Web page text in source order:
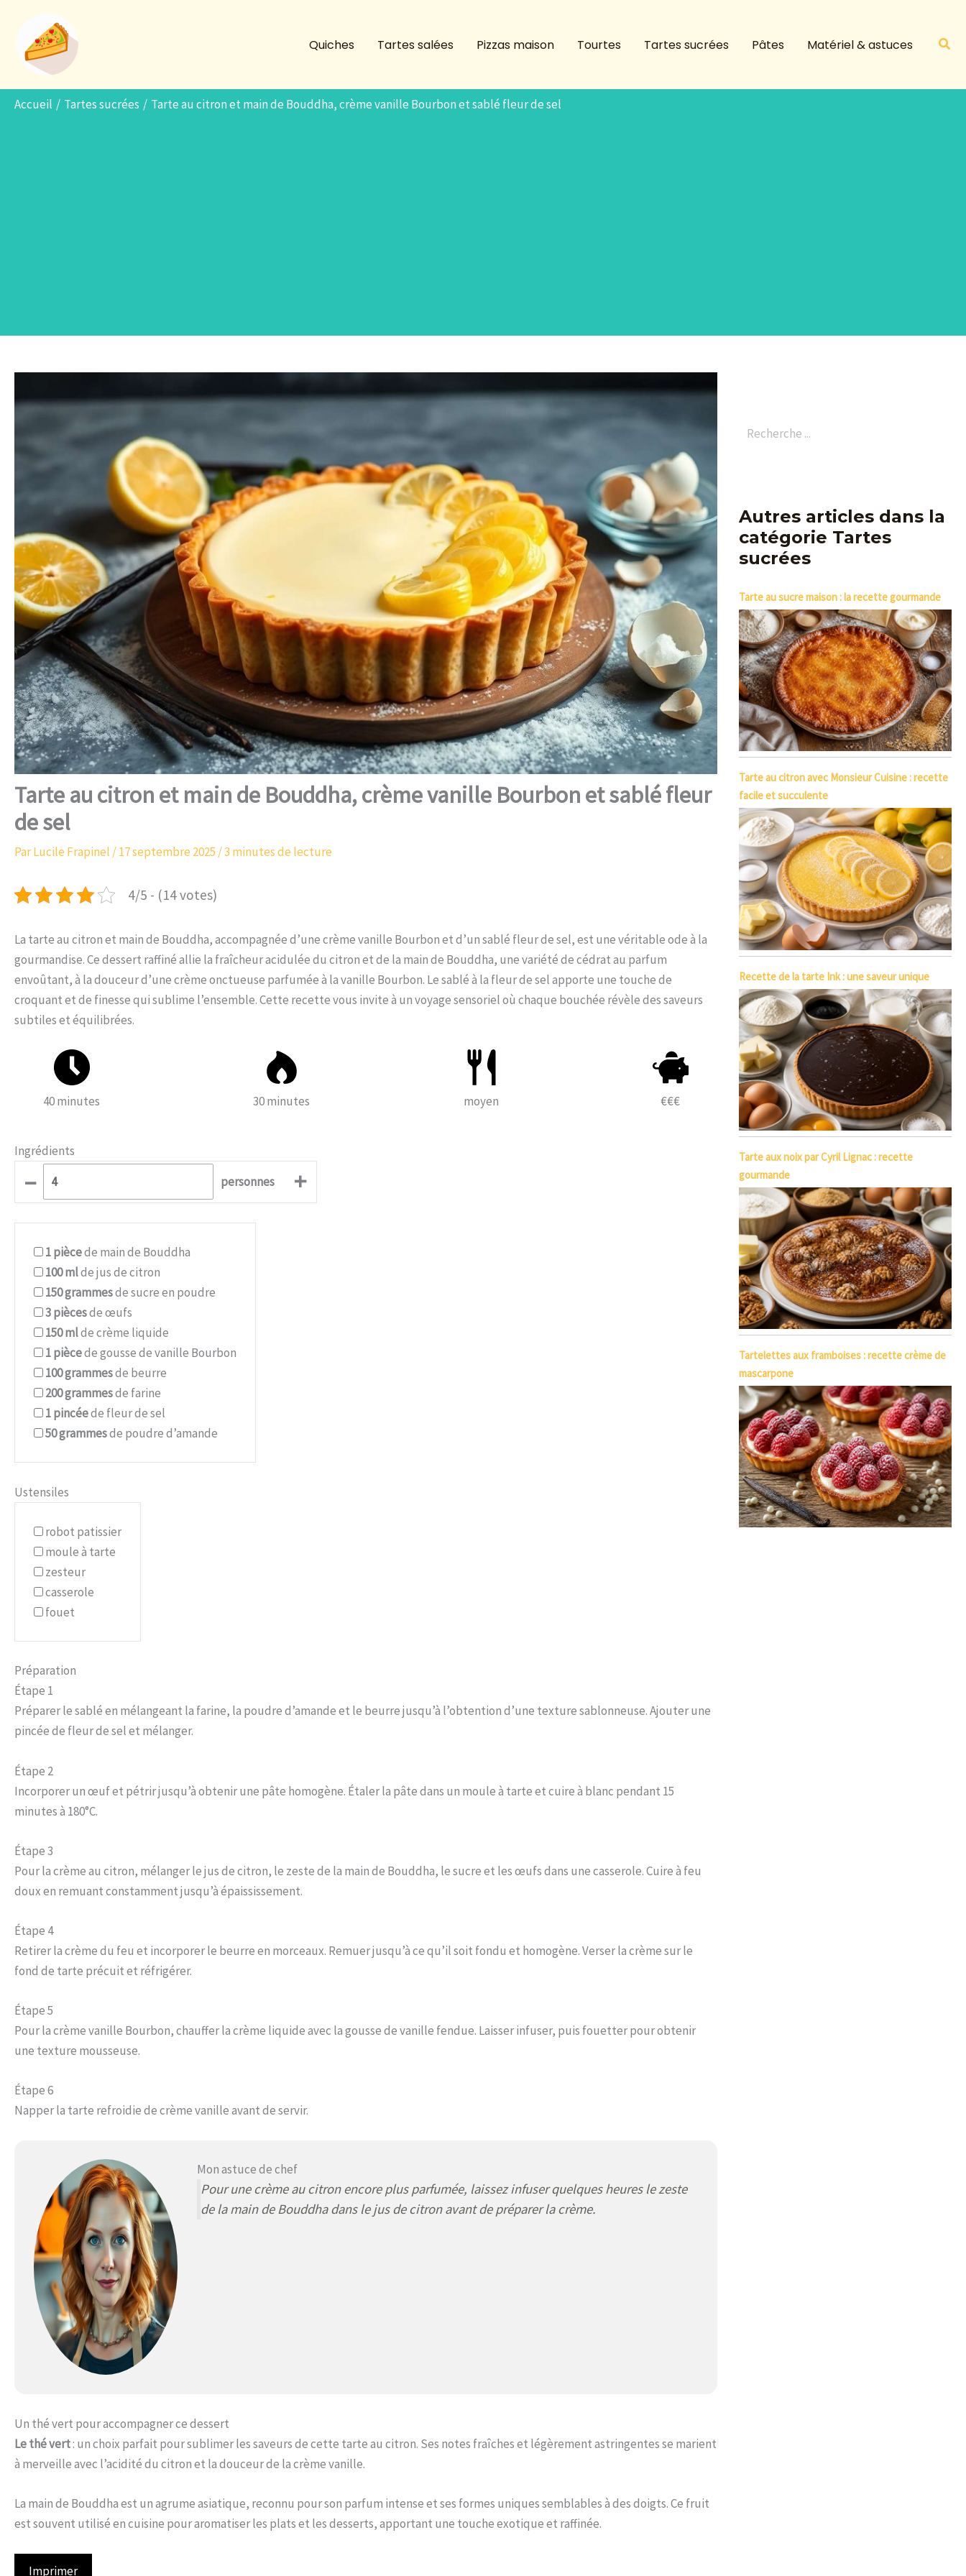
contenu
Quiches Tartes salées Pizzas maison Tourtes Tartes sucrées Pâtes Matériel & astuces
Accueil Tartes sucrées Tarte au citron et main de Bouddha, crème vanille Bourbon et sablé fleur de sel
Tarte au citron et main de Bouddha, crème vanille Bourbon et sablé fleur
de sel
ParLucile Frapinel /17 septembre 2025 /3 minutes de lecture
4/5 - (14 votes)
La tarte au citron et main de Bouddha, accompagnée d’une crème vanille Bourbon et d’un sablé fleur de sel, est une véritable ode à la
gourmandise. Ce dessert raffiné allie la fraîcheur acidulée du citron et de la main de Bouddha, une variété de cédrat au parfum
envoûtant, à la douceur d’une crème onctueuse parfumée à la vanille Bourbon. Le sablé à la fleur de sel apporte une touche de
croquant et de finesse qui sublime l’ensemble. Cette recette vous invite à un voyage sensoriel où chaque bouchée révèle des saveurs
subtiles et équilibrées.
40 minutes 30 minutes moyen €€€
Ingrédients
– personnes +
1piècede main de Bouddha
100mlde jus de citron
150grammesde sucre en poudre
3piècesde œufs
150mlde crème liquide
1piècede gousse de vanille Bourbon
100grammesde beurre
200grammesde farine
1pincéede fleur de sel
50grammesde poudre d’amande
Ustensiles
robot patissier
moule à tarte
zesteur
casserole
fouet
Préparation
Étape 1
Préparer le sablé en mélangeant la farine, la poudre d’amande et le beurre jusqu’à l’obtention d’une texture sablonneuse. Ajouter une
pincée de fleur de sel et mélanger.
Étape 2
Incorporer un œuf et pétrir jusqu’à obtenir une pâte homogène. Étaler la pâte dans un moule à tarte et cuire à blanc pendant 15
minutes à 180°C.
Étape 3
Pour la crème au citron, mélanger le jus de citron, le zeste de la main de Bouddha, le sucre et les œufs dans une casserole. Cuire à feu
doux en remuant constamment jusqu’à épaississement.
Étape 4
Retirer la crème du feu et incorporer le beurre en morceaux. Remuer jusqu’à ce qu’il soit fondu et homogène. Verser la crème sur le
fond de tarte précuit et réfrigérer.
Étape 5
Pour la crème vanille Bourbon, chauffer la crème liquide avec la gousse de vanille fendue. Laisser infuser, puis fouetter pour obtenir
une texture mousseuse.
Étape 6
Napper la tarte refroidie de crème vanille avant de servir.
Mon astuce de chef
Pour une crème au citron encore plus parfumée, laissez infuser quelques heures le zeste
de la main de Bouddha dans le jus de citron avant de préparer la crème.
Un thé vert pour accompagner ce dessert
Le thé vert: un choix parfait pour sublimer les saveurs de cette tarte au citron. Ses notes fraîches et légèrement astringentes se marient
à merveille avec l’acidité du citron et la douceur de la crème vanille.
La main de Bouddha est un agrume asiatique, reconnu pour son parfum intense et ses formes uniques semblables à des doigts. Ce fruit
est souvent utilisé en cuisine pour aromatiser les plats et les desserts, apportant une touche exotique et raffinée.
Imprimer
Autres articles dans la
catégorie Tartes
sucrées
Tarte au sucre maison : la recette gourmande
Tarte au citron avec Monsieur Cuisine : recette
facile et succulente
Recette de la tarte Ink : une saveur unique
Tarte aux noix par Cyril Lignac : recette
gourmande
Tartelettes aux framboises : recette crème de
mascarpone